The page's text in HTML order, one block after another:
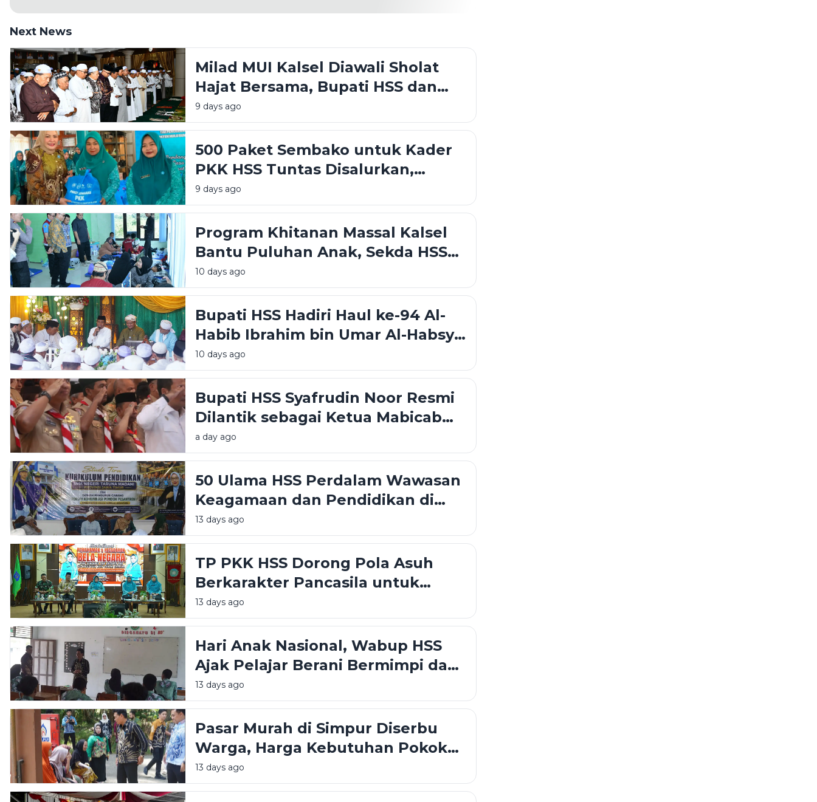
Next News
Milad MUI Kalsel Diawali Sholat
Hajat Bersama, Bupati HSS dan
Ulama Hadiri Doa di Pendopo
9 days ago
500 Paket Sembako untuk Kader
PKK HSS Tuntas Disalurkan,
Tahap Kedua Jangkau 11
Kecamatan
9 days ago
Program Khitanan Massal Kalsel
Bantu Puluhan Anak, Sekda HSS
Tekankan Kolaborasi Sosial
Berkelanjutan
10 days ago
Bupati HSS Hadiri Haul ke-94 Al-
Habib Ibrahim bin Umar Al-Habsyi,
Ajak Masyarakat Perkuat
Persatuan dan Nilai Keagamaan
10 days ago
Bupati HSS Syafrudin Noor Resmi
Dilantik sebagai Ketua Mabicab
Pramuka, Ini Susunan Pengurus
2025-2030
a day ago
50 Ulama HSS Perdalam Wawasan
Keagamaan dan Pendidikan di
Jawa Timur
13 days ago
TP PKK HSS Dorong Pola Asuh
Berkarakter Pancasila untuk
Bentuk Generasi Emas
13 days ago
Hari Anak Nasional, Wabup HSS
Ajak Pelajar Berani Bermimpi dan
Kejar Cita-Cita
13 days ago
Pasar Murah di Simpur Diserbu
Warga, Harga Kebutuhan Pokok
Lebih Terjangkau
13 days ago